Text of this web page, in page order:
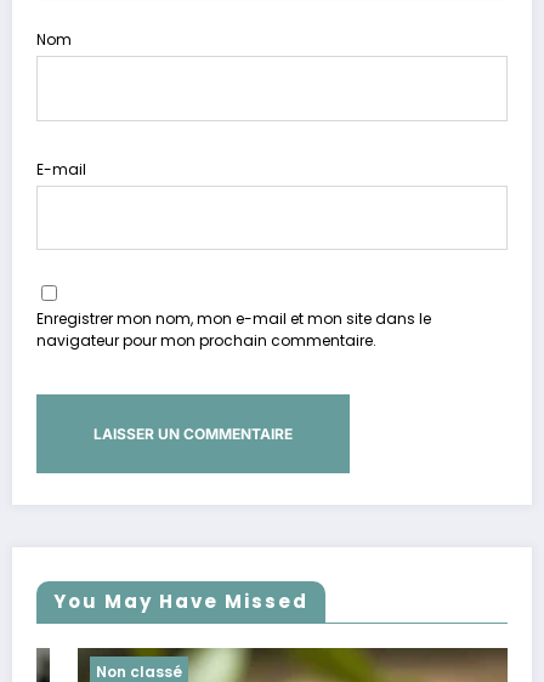
Nom
E-mail
Enregistrer mon nom, mon e-mail et mon site dans le
navigateur pour mon prochain commentaire.
You May Have Missed
Non classé